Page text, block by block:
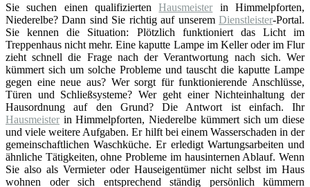
Sie suchen einen qualifiziertenHausmeister in Himmelpforten,
Niederelbe? Dann sind Sie richtig auf unserem Dienstleister-Portal.
Sie kennen die Situation: Plötzlich funktioniert das Licht im
Treppenhaus nicht mehr. Eine kaputte Lampe im Keller oder im Flur
zieht schnell die Frage nach der Verantwortung nach sich. Wer
kümmert sich um solche Probleme und tauscht die kaputte Lampe
gegen eine neue aus? Wer sorgt für funktionierende Anschlüsse,
Türen und Schließsysteme? Wer geht einer Nichteinhaltung der
Hausordnung auf den Grund? Die Antwort ist einfach. Ihr
Hausmeister in Himmelpforten, Niederelbe kümmert sich um diese
und viele weitere Aufgaben. Er hilft bei einem Wasserschaden in der
gemeinschaftlichen Waschküche. Er erledigt Wartungsarbeiten und
ähnliche Tätigkeiten, ohne Probleme im hausinternen Ablauf. Wenn
Sie also als Vermieter oder Hauseigentümer nicht selbst im Haus
wohnen oder sich entsprechend ständig persönlich kümmern